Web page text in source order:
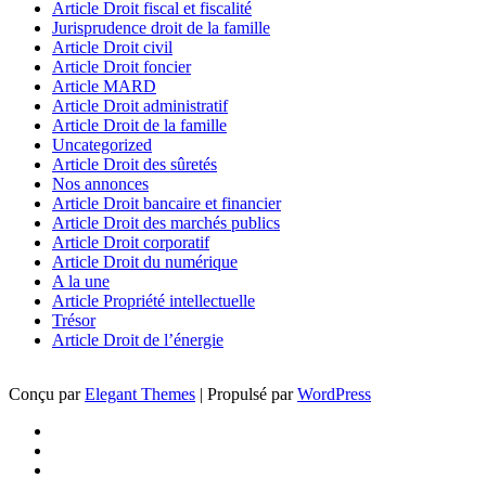
Article Droit fiscal et fiscalité
Jurisprudence droit de la famille
Article Droit civil
Article Droit foncier
Article MARD
Article Droit administratif
Article Droit de la famille
Uncategorized
Article Droit des sûretés
Nos annonces
Article Droit bancaire et financier
Article Droit des marchés publics
Article Droit corporatif
Article Droit du numérique
A la une
Article Propriété intellectuelle
Trésor
Article Droit de l’énergie
Conçu parElegant Themes | Propulsé parWordPress